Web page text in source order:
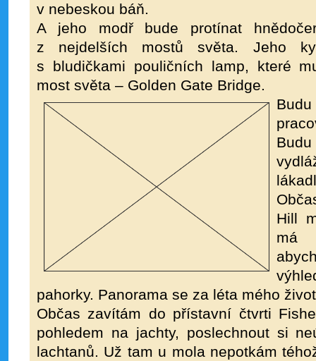
v nebeskou báň.
A jeho modř bude protínat
z nejdelších mostů světa. Jeho
s bludičkami pouličních lamp, které
most světa – Golden Gate Bridge.
Hill
má
pahorky. Panorama se za léta mého
Občas zavítám do přístavní čtvrti
pohledem na jachty, poslechnout si
lachtanů. Už tam u mola nepotkám